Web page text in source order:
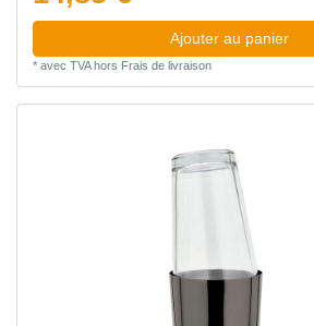
Ajouter au panier
* avec TVAhors Frais de livraison